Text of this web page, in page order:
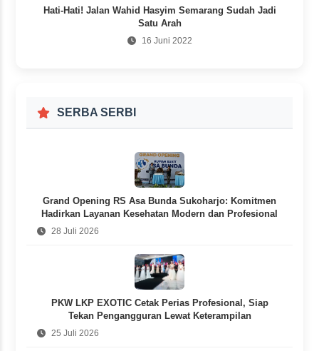
Hati-Hati! Jalan Wahid Hasyim Semarang Sudah Jadi
Satu Arah
16 Juni 2022
SERBA SERBI
Grand Opening RS Asa Bunda Sukoharjo: Komitmen
Hadirkan Layanan Kesehatan Modern dan Profesional
28 Juli 2026
PKW LKP EXOTIC Cetak Perias Profesional, Siap
Tekan Pengangguran Lewat Keterampilan
25 Juli 2026